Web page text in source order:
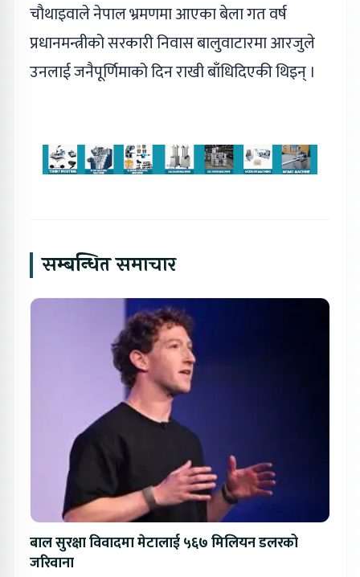
चौथाइवाले नेपाल भ्रमणमा आएका बेला गत वर्ष
प्रधानमन्त्रीको सरकारी निवास बालुवाटारमा आरजुले
उनलाई जनैपूर्णिमाको दिन राखी बाँधिदिएकी थिइन् ।
सम्बन्धित समाचार
बाल सुरक्षा विवादमा मेटालाई ५६७ मिलियन डलरको
जरिवाना